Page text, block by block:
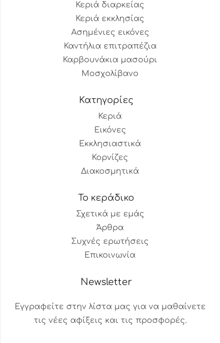
Κεριά διαρκείας
Κεριά εκκλησίας
Ασημένιες εικόνες
Καντήλια επιτραπέζια
Καρβουνάκια μασούρι
Μοσχολίβανο
Κατηγορίες
Κεριά
Εικόνες
Εκκλησιαστικά
Κορνίζες
Διακοσμητικά
Το κεράδικο
Σχετικά με εμάς
Άρθρα
Συχνές ερωτήσεις
Επικοινωνία
Newsletter
Εγγραφείτε στην λίστα μας για να μαθαίνετε
τις νέες αφίξεις και τις προσφορές.